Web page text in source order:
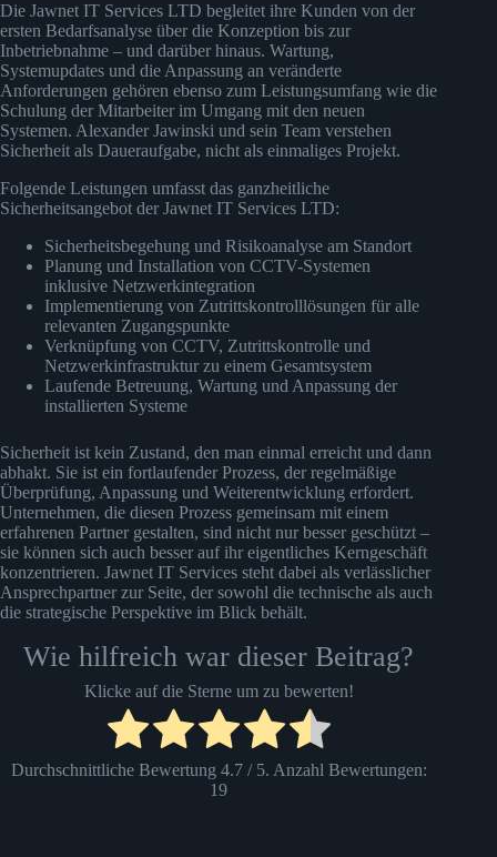
Die Jawnet IT Services LTD begleitet ihre Kunden von der
ersten Bedarfsanalyse über die Konzeption bis zur
Inbetriebnahme – und darüber hinaus. Wartung,
Systemupdates und die Anpassung an veränderte
Anforderungen gehören ebenso zum Leistungsumfang wie die
Schulung der Mitarbeiter im Umgang mit den neuen
Systemen. Alexander Jawinski und sein Team verstehen
Sicherheit als Daueraufgabe, nicht als einmaliges Projekt.
Folgende Leistungen umfasst das ganzheitliche
Sicherheitsangebot der Jawnet IT Services LTD:
Sicherheitsbegehung und Risikoanalyse am Standort
Planung und Installation von CCTV-Systemen
inklusive Netzwerkintegration
Implementierung von Zutrittskontrolllösungen für alle
relevanten Zugangspunkte
Verknüpfung von CCTV, Zutrittskontrolle und
Netzwerkinfrastruktur zu einem Gesamtsystem
Laufende Betreuung, Wartung und Anpassung der
installierten Systeme
Sicherheit ist kein Zustand, den man einmal erreicht und dann
abhakt. Sie ist ein fortlaufender Prozess, der regelmäßige
Überprüfung, Anpassung und Weiterentwicklung erfordert.
Unternehmen, die diesen Prozess gemeinsam mit einem
erfahrenen Partner gestalten, sind nicht nur besser geschützt –
sie können sich auch besser auf ihr eigentliches Kerngeschäft
konzentrieren. Jawnet IT Services steht dabei als verlässlicher
Ansprechpartner zur Seite, der sowohl die technische als auch
die strategische Perspektive im Blick behält.
Wie hilfreich war dieser Beitrag?
Klicke auf die Sterne um zu bewerten!
Durchschnittliche Bewertung 4.7/ 5. Anzahl Bewertungen:
19